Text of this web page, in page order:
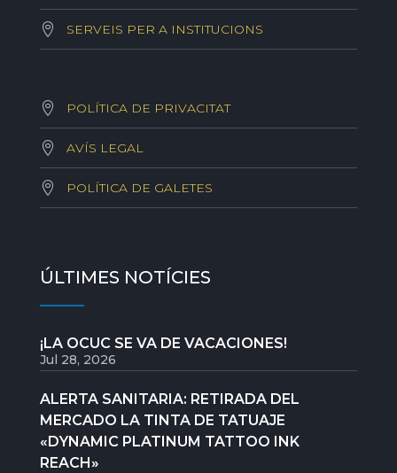
SERVEIS PER A INSTITUCIONS
POLÍTICA DE PRIVACITAT
AVÍS LEGAL
POLÍTICA DE GALETES
ÚLTIMES NOTÍCIES
¡LA OCUC SE VA DE VACACIONES!
Jul 28, 2026
ALERTA SANITARIA: RETIRADA DEL
MERCADO LA TINTA DE TATUAJE
«DYNAMIC PLATINUM TATTOO INK
REACH»